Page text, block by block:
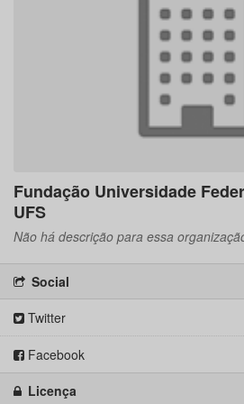
Fundação Universidade
UFS
Não há descrição para essa
Social
Twitter
Facebook
Licença